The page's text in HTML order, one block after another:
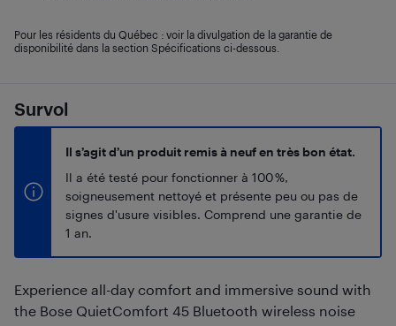
Survol
Il s’agit d’un produit remis à neuf en très bon état.
Il a été testé pour fonctionner à 100 %,
soigneusement nettoyé et présente peu ou pas de
signes d'usure visibles. Comprend une garantie de
1 an.
Experience all-day comfort and immersive sound with
the Bose QuietComfort 45 Bluetooth wireless noise
Pour les résidents du Québec : voir la divulgation de la garantie de
disponibilité dans la section Spécifications ci-dessous.